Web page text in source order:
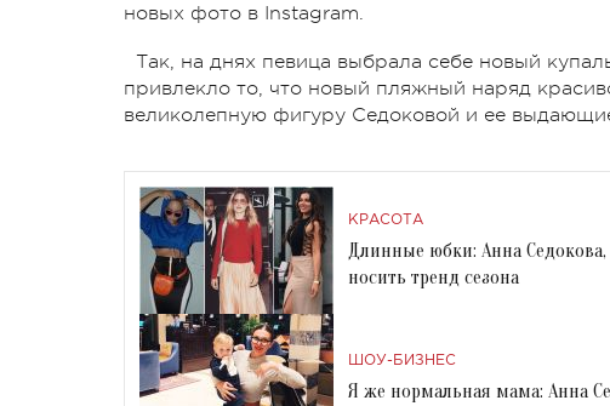
новых фото в Instagram.
Так, на днях певица выбрала себе новый
привлекло то, что новый пляжный наряд
великолепную фигуру Седоковой и ее
КРАСОТА
Длинные юбки: Анна
носить тренд сезона
ШОУ-БИЗНЕС
Я же нормальная мама: Анна